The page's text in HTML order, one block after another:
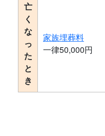
亡
く
な
っ
た
と
き
家族埋葬料
一律50,000円